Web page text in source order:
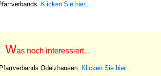
Klicken Sie hier....
Was noch interessiert...
Odelzhausen. Klicken Sie hier...